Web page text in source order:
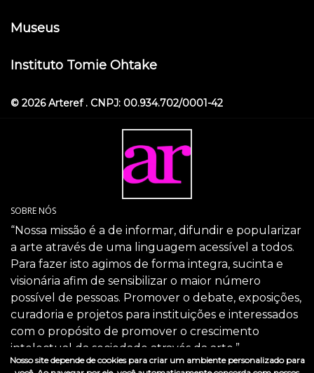
Museus
Instituto Tomie Ohtake
© 2026 Arteref . CNPJ: 00.934.702/0001-42
SOBRE NÓS
“Nossa missão é a de informar, difundir e popularizar
a arte através de uma linguagem acessível a todos.
Para fazer isto agimos de forma integra, sucinta e
visionária afim de sensibilizar o maior número
possível de pessoas. Promover o debate, exposições,
curadoria e projetos para instituições e interessados
com o propósito de promover o crescimento
intelectual da sociedade através da arte.”
Nosso site depende de cookies para criar um ambiente personalizado para